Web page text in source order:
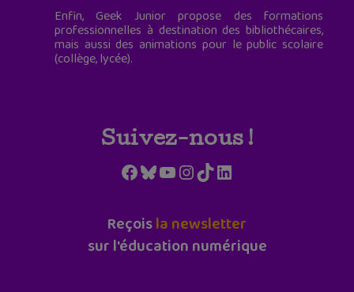
Enfin, Geek Junior propose des formations
professionnelles à destination des bibliothécaires,
mais aussi des animations pour le public scolaire
(collège, lycée).
Suivez-nous !
Facebook
Bluesky
YouTube
Instagram
TikTokLinkedIn
Reçoisla newsletter
sur l'éducation numérique